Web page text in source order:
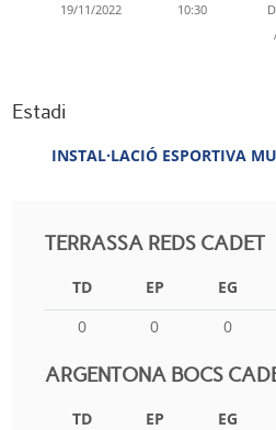
19/11/2022 10:30
Estadi
INSTAL·LACIÓ ESPORTIVA
TERRASSA REDS CADET
TD EP EG
0
0 0
ARGENTONA BOCS
TD EP EG